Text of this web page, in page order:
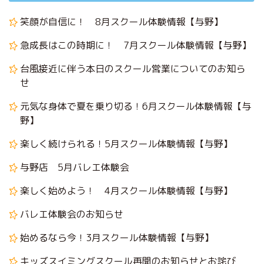
笑顔が自信に！ 8月スクール体験情報【与野】
急成長はこの時期に！ 7月スクール体験情報【与野】
台風接近に伴う本日のスクール営業についてのお知ら
せ
元気な身体で夏を乗り切る！6月スクール体験情報【与
野】
楽しく続けられる！5月スクール体験情報【与野】
与野店 5月バレエ体験会
楽しく始めよう！ 4月スクール体験情報【与野】
バレエ体験会のお知らせ
始めるなら今！3月スクール体験情報【与野】
キッズスイミングスクール再開のお知らせとお詫び